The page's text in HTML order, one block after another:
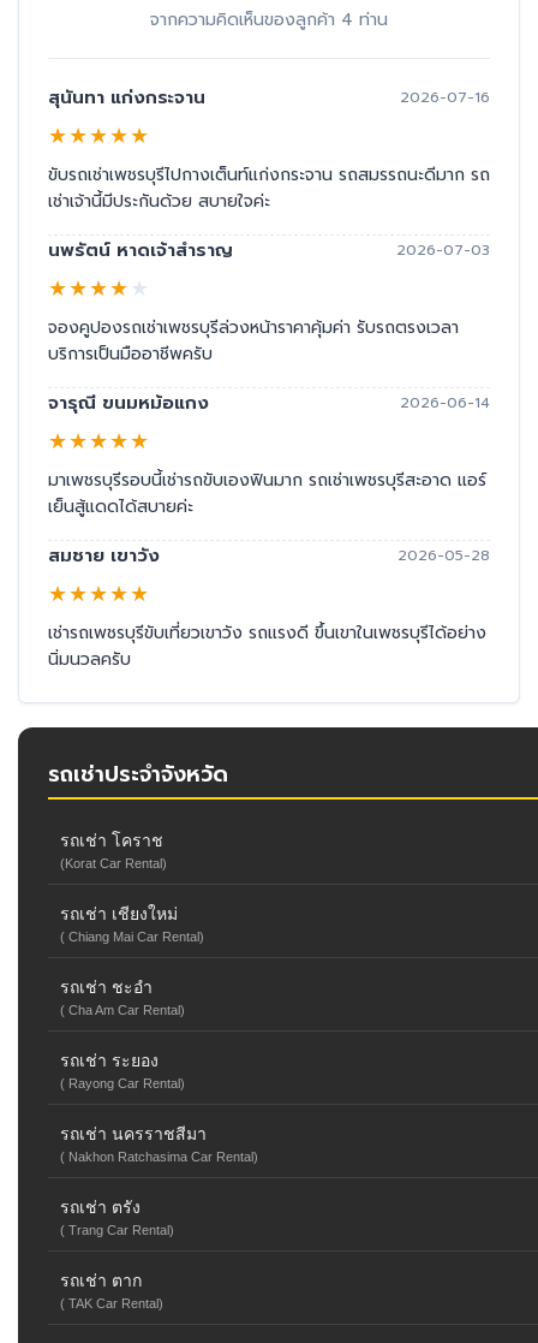
จากความคิดเห็นของลูกค้า 4 ท่าน
สุนันทา แก่งกระจาน 2026-07-16
★★★★★
ขับรถเช่าเพชรบุรีไปกางเต็นท์แก่งกระจาน รถสมรรถนะดีมาก รถ
เช่าเจ้านี้มีประกันด้วย สบายใจค่ะ
นพรัตน์ หาดเจ้าสำราญ 2026-07-03
★★★★★
จองคูปองรถเช่าเพชรบุรีล่วงหน้าราคาคุ้มค่า รับรถตรงเวลา
บริการเป็นมืออาชีพครับ
จารุณี ขนมหม้อแกง 2026-06-14
★★★★★
มาเพชรบุรีรอบนี้เช่ารถขับเองฟินมาก รถเช่าเพชรบุรีสะอาด แอร์
เย็นสู้แดดได้สบายค่ะ
สมชาย เขาวัง 2026-05-28
★★★★★
เช่ารถเพชรบุรีขับเที่ยวเขาวัง รถแรงดี ขึ้นเขาในเพชรบุรีได้อย่าง
นิ่มนวลครับ
รถเช่าประจำจังหวัด
รถเช่า โคราช
(Korat Car Rental)
รถเช่า เชียงใหม่
( Chiang Mai Car Rental)
รถเช่า ชะอำ
( Cha Am Car Rental)
รถเช่า ระยอง
( Rayong Car Rental)
รถเช่า นครราชสีมา
( Nakhon Ratchasima Car Rental)
รถเช่า ตรัง
( Trang Car Rental)
รถเช่า ตาก
( TAK Car Rental)